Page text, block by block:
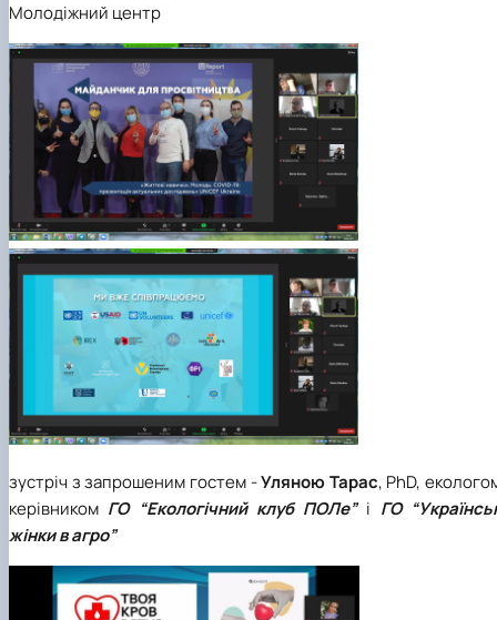
Молодіжний центр
зустріч з запрошеним гостем -Уляною Тарас, PhD,
керівником ГО “Екологічний клуб ПОЛе” і ГО
жінки в агро”